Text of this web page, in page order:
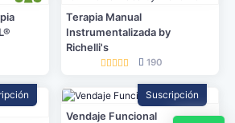
Terapia Manual
Instrumentalizada by
Richelli's
190
Suscripción
Vendaje Funcional